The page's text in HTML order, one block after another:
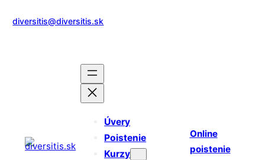
diversitis@diversitis.sk
Úvery
Poistenie
Kurzy
Online
poistenie